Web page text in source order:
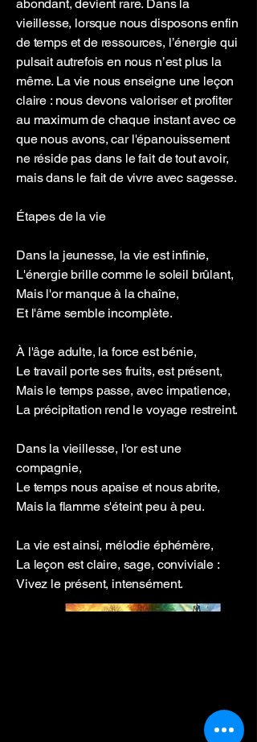
abondant, devient rare. Dans la
vieillesse, lorsque nous disposons enfin
de temps et de ressources, l’énergie qui
pulsait autrefois en nous n’est plus la
même. La vie nous enseigne une leçon
claire : nous devons valoriser et profiter
au maximum de chaque instant avec ce
que nous avons, car l'épanouissement
ne réside pas dans le fait de tout avoir,
mais dans le fait de vivre avec sagesse.
Étapes de la vie
Dans la jeunesse, la vie est infinie,
L'énergie brille comme le soleil brûlant,
Mais l'or manque à la chaîne,
Et l'âme semble incomplète.
À l'âge adulte, la force est bénie,
Le travail porte ses fruits, est présent,
Mais le temps passe, avec impatience,
La précipitation rend le voyage restreint.
Dans la vieillesse, l'or est une
compagnie,
Le temps nous apaise et nous abrite,
Mais la flamme s'éteint peu à peu.
La vie est ainsi, mélodie éphémère,
La leçon est claire, sage, conviviale :
Vivez le présent, intensément.